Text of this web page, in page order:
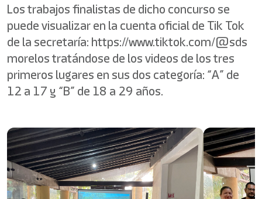
Los trabajos finalistas de dicho concurso se
puede visualizar en la cuenta oficial de Tik Tok
de la secretaría: https://www.tiktok.com/@sds
morelos tratándose de los videos de los tres
primeros lugares en sus dos categoría: “A” de
12 a 17 y “B” de 18 a 29 años.